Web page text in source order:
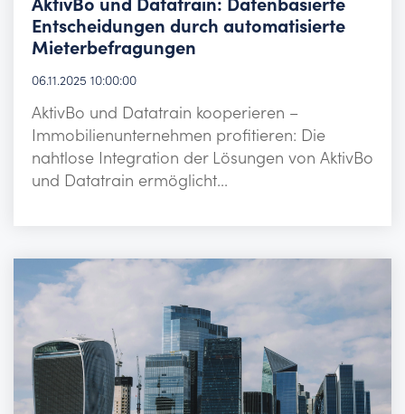
Entscheidungen durch automatisierte
Mieterbefragungen
06.11.2025 10:00:00
AktivBo und Datatrain kooperieren –
Immobilienunternehmen profitieren: Die
nahtlose Integration der Lösungen von AktivBo
und Datatrain ermöglicht...